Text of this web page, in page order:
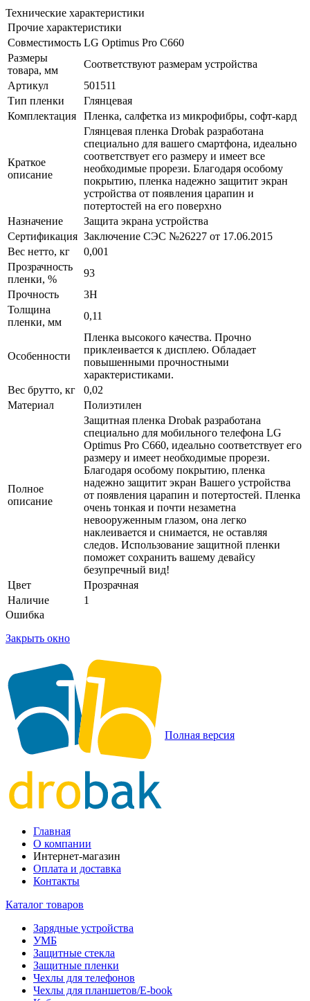
Технические характеристики
Прочие характеристики
Совместимость LG Optimus Pro C660
Размеры
товара, мм
Соответствуют размерам устройства
Артикул
501511
Тип пленки
Глянцевая
Комплектация
Пленка, салфетка из микрофибры, софт-кард
Краткое
описание
Глянцевая пленка Drobak разработана
специально для вашего смартфона, идеально
соответствует его размеру и имеет все
необходимые прорези. Благодаря особому
покрытию, пленка надежно защитит экран
устройства от появления царапин и
потертостей на его поверхно
Назначение
Защита экрана устройства
Сертификация Заключение СЭС №26227 от 17.06.2015
Вес нетто, кг
0,001
Прозрачность
пленки, %
93
Прочность
3H
Толщина
пленки, мм
0,11
Особенности
Пленка высокого качества. Прочно
приклеивается к дисплею. Обладает
повышенными прочностными
характеристиками.
Вес брутто, кг
0,02
Материал
Полиэтилен
Полное
описание
Защитная пленка Drobak разработана
специально для мобильного телефона LG
Optimus Pro C660, идеально соответствует его
размеру и имеет необходимые прорези.
Благодаря особому покрытию, пленка
надежно защитит экран Вашего устройства
от появления царапин и потертостей. Пленка
очень тонкая и почти незаметна
невооруженным глазом, она легко
наклеивается и снимается, не оставляя
следов. Использование защитной пленки
поможет сохранить вашему девайсу
безупречный вид!
Цвет
Прозрачная
Наличие
1
Ошибка
Закрыть окно
Полная версия
Главная
О компании
Интернет-магазин
Оплата и доставка
Контакты
Каталог товаров
Зарядные устройства
УМБ
Защитные стекла
Защитные пленки
Чехлы для телефонов
Чехлы для планшетов/E-book